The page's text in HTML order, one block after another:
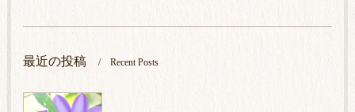
最近の投稿 Recent Posts